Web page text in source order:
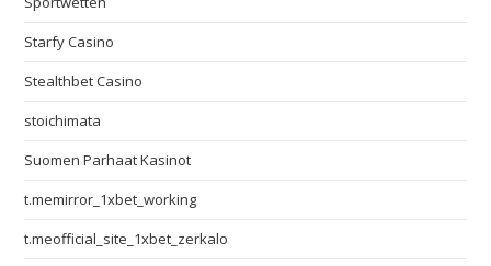
Starfy Casino
Stealthbet Casino
stoichimata
Suomen Parhaat Kasinot
t.memirror_1xbet_working
t.meofficial_site_1xbet_zerkalo